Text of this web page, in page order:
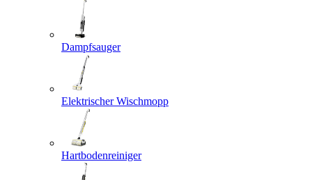
Dampfsauger
Elektrischer Wischmopp
Hartbodenreiniger